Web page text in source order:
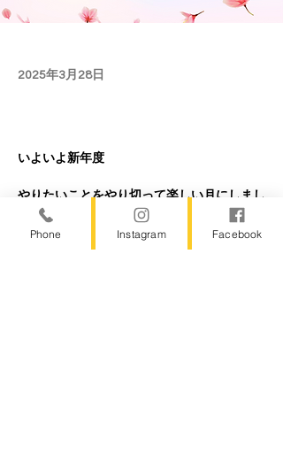
2025年3月28日
いよいよ新年度
やりたいことをやり切って楽しい月にしまし
ょう。
毎月起こる生理前後の不調。鍼灸は血を整え
Phone Instagram Facebook